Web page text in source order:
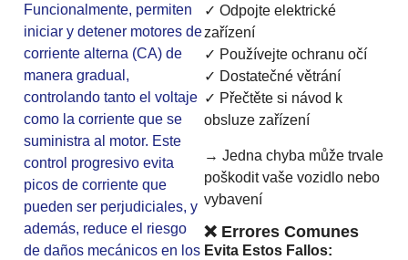
Funcionalmente, permiten
iniciar y detener motores de
corriente alterna (CA) de
manera gradual,
controlando tanto el voltaje
como la corriente que se
suministra al motor. Este
control progresivo evita
picos de corriente que
pueden ser perjudiciales, y
además, reduce el riesgo
de daños mecánicos en los
✓ Odpojte elektrické
zařízení
✓ Používejte ochranu očí
✓ Dostatečné větrání
✓ Přečtěte si návod k
obsluze zařízení
→ Jedna chyba může trvale
poškodit vaše vozidlo nebo
vybavení
❌ Errores Comunes
Evita Estos Fallos: